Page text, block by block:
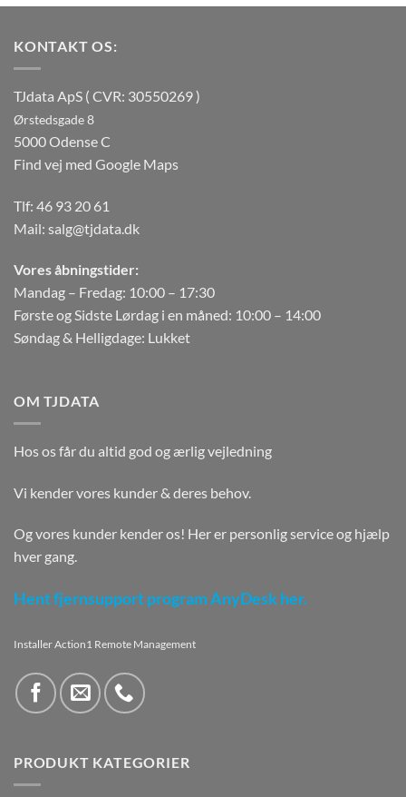
KONTAKT OS:
TJdata ApS ( CVR: 30550269 )
Ørstedsgade 8
5000 Odense C
Find vej med Google Maps
Tlf: 46 93 20 61
Mail: salg@tjdata.dk
Vores åbningstider:
Mandag – Fredag: 10:00 – 17:30
Første og Sidste Lørdag i en måned: 10:00 – 14:00
Søndag & Helligdage: Lukket
OM TJDATA
Hos os får du altid god og ærlig vejledning
Vi kender vores kunder & deres behov.
Og vores kunder kender os! Her er personlig service og hjælp
hver gang.
Hent fjernsupport program AnyDesk her.
Installer Action1 Remote Management
PRODUKT KATEGORIER